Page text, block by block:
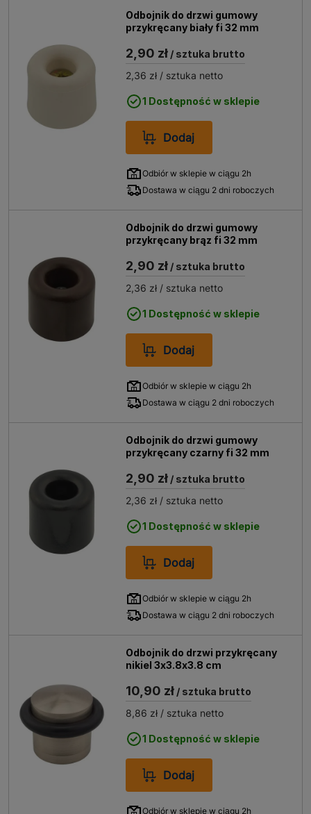
Odbojnik do drzwi gumowy
przykręcany biały fi 32 mm
2,90 zł / sztuka brutto
2,36 zł / sztuka netto
1 Dostępność w sklepie
Dodaj
Odbiór w sklepie w ciągu 2h
Dostawa w ciągu 2 dni roboczych
Odbojnik do drzwi gumowy
przykręcany brąz fi 32 mm
2,90 zł / sztuka brutto
2,36 zł / sztuka netto
1 Dostępność w sklepie
Dodaj
Odbiór w sklepie w ciągu 2h
Dostawa w ciągu 2 dni roboczych
Odbojnik do drzwi gumowy
przykręcany czarny fi 32 mm
2,90 zł / sztuka brutto
2,36 zł / sztuka netto
1 Dostępność w sklepie
Dodaj
Odbiór w sklepie w ciągu 2h
Dostawa w ciągu 2 dni roboczych
Odbojnik do drzwi przykręcany
nikiel 3x3.8x3.8 cm
10,90 zł / sztuka brutto
8,86 zł / sztuka netto
1 Dostępność w sklepie
Dodaj
Odbiór w sklepie w ciągu 2h